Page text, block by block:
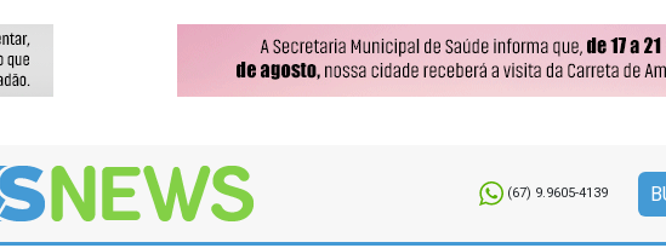
(67) 9.9605-4139